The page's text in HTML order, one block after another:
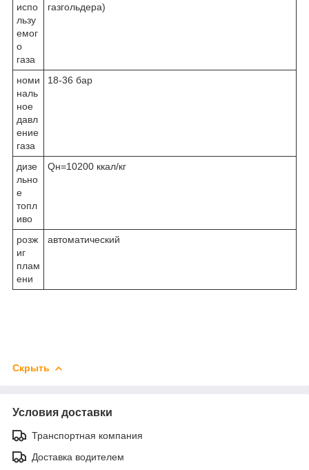
испо
льзу
емог
о
газа
газгольдера)
номи
наль
ное
давл
ение
газа
18-36 бар
дизе
льно
е
топл
иво
Qн=10200 ккал/кг
розж
иг
плам
ени
автоматический
Скрыть
Условия доставки
Транспортная компания
Доставка водителем